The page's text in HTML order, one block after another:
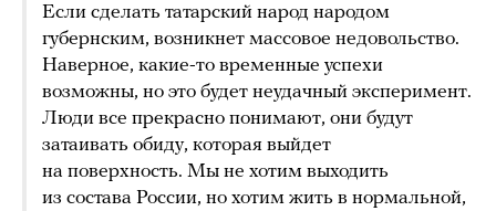
Если сделать татарский народ народом
губернским, возникнет массовое недовольство.
Наверное, какие-то временные успехи
возможны, но это будет неудачный эксперимент.
Люди все прекрасно понимают, они будут
затаивать обиду, которая выйдет
на поверхность. Мы не хотим выходить
из состава России, но хотим жить в нормальной,